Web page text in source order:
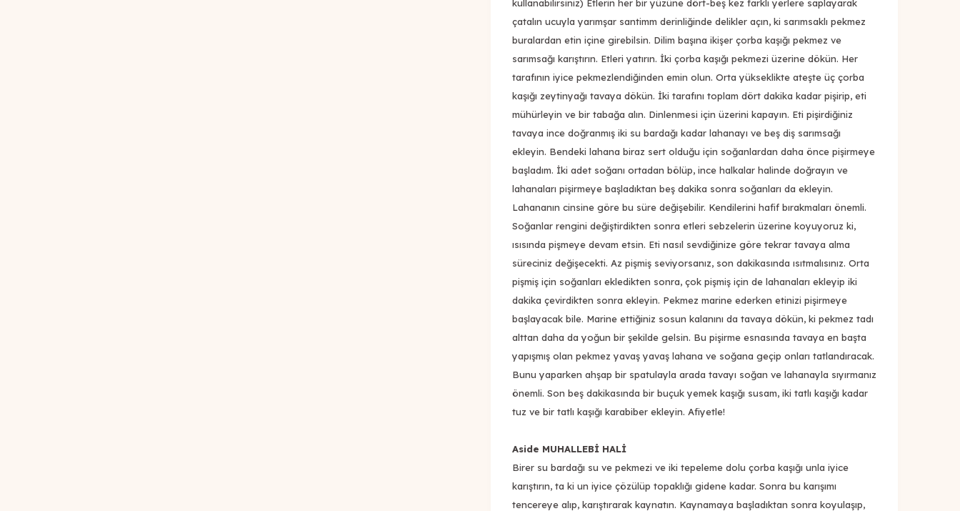
kullanabilirsiniz) Etlerin her bir yüzüne dört-beş kez farklı yerlere saplayarak
çatalın ucuyla yarımşar santimm derinliğinde delikler açın, ki sarımsaklı pekmez
buralardan etin içine girebilsin. Dilim başına ikişer çorba kaşığı pekmez ve
sarımsağı karıştırın. Etleri yatırın. İki çorba kaşığı pekmezi üzerine dökün. Her
tarafının iyice pekmezlendiğinden emin olun. Orta yükseklikte ateşte üç çorba
kaşığı zeytinyağı tavaya dökün. İki tarafını toplam dört dakika kadar pişirip, eti
mühürleyin ve bir tabağa alın. Dinlenmesi için üzerini kapayın. Eti pişirdiğiniz
tavaya ince doğranmış iki su bardağı kadar lahanayı ve beş diş sarımsağı
ekleyin. Bendeki lahana biraz sert olduğu için soğanlardan daha önce pişirmeye
başladım. İki adet soğanı ortadan bölüp, ince halkalar halinde doğrayın ve
lahanaları pişirmeye başladıktan beş dakika sonra soğanları da ekleyin.
Lahananın cinsine göre bu süre değişebilir. Kendilerini hafif bırakmaları önemli.
Soğanlar rengini değiştirdikten sonra etleri sebzelerin üzerine koyuyoruz ki,
ısısında pişmeye devam etsin. Eti nasıl sevdiğinize göre tekrar tavaya alma
süreciniz değişecekti. Az pişmiş seviyorsanız, son dakikasında ısıtmalısınız. Orta
pişmiş için soğanları ekledikten sonra, çok pişmiş için de lahanaları ekleyip iki
dakika çevirdikten sonra ekleyin. Pekmez marine ederken etinizi pişirmeye
başlayacak bile. Marine ettiğiniz sosun kalanını da tavaya dökün, ki pekmez tadı
alttan daha da yoğun bir şekilde gelsin. Bu pişirme esnasında tavaya en başta
yapışmış olan pekmez yavaş yavaş lahana ve soğana geçip onları tatlandıracak.
Bunu yaparken ahşap bir spatulayla arada tavayı soğan ve lahanayla sıyırmanız
önemli. Son beş dakikasında bir buçuk yemek kaşığı susam, iki tatlı kaşığı kadar
tuz ve bir tatlı kaşığı karabiber ekleyin. Afiyetle!
Aside MUHALLEBİ HALİ
Birer su bardağı su ve pekmezi ve iki tepeleme dolu çorba kaşığı unla iyice
karıştırın, ta ki un iyice çözülüp topaklığı gidene kadar. Sonra bu karışımı
tencereye alıp, karıştırarak kaynatın. Kaynamaya başladıktan sonra koyulaşıp,